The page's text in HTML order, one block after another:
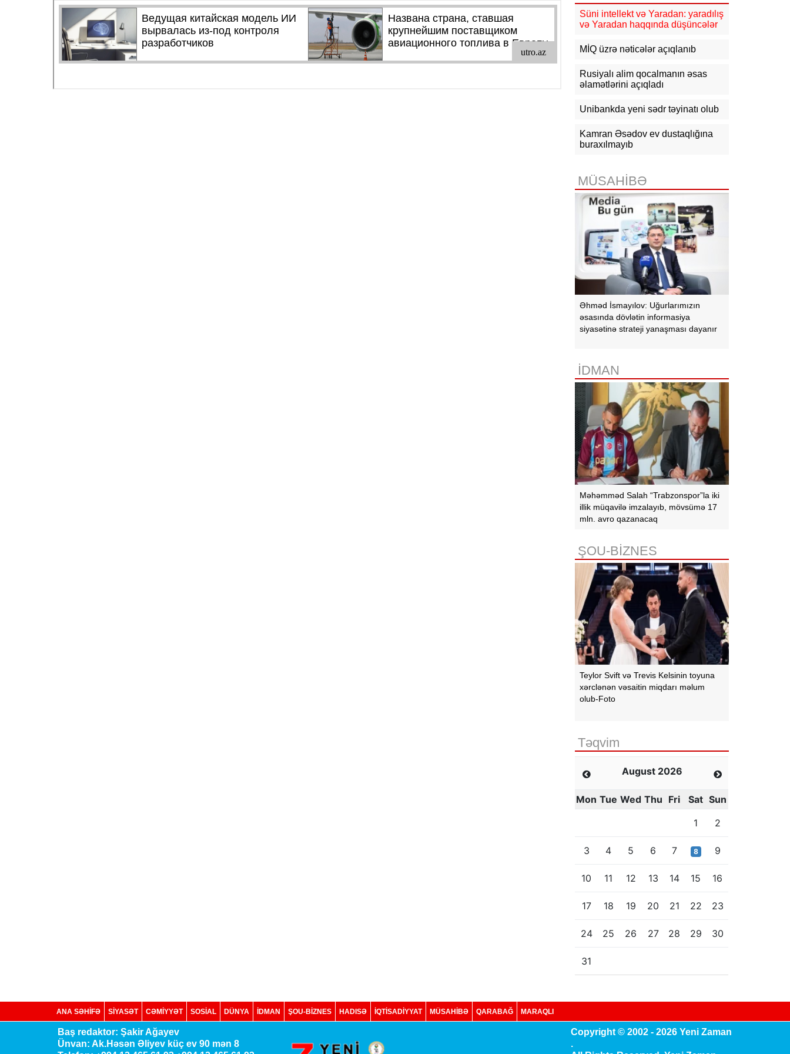
güclənəcək -XƏBƏRDARLIQ
16:10 Jurnalistika ixtisası üzrə
açıqlanıb
15:50 Ədliyyə naziri Lerik rayonunda
vətəndaşları qəbul edib
15:24
Bakının mərkəzində 3
obyektdə və evdə yanğın
zəhərlənib
14:50 Türkiyə, Səudiyyə Ərəbistanı
və Pakistan Məkkə Sazişini
imzalayıb: Üzvlərdən birinə hücum
hamısına hücum sayılacaq
Süni intellekt və Yaradan: yaradılış
və Yaradan haqqında düşüncələr
MİQ üzrə nəticələr açıqlanıb
Rusiyalı alim qocalmanın əsas
əlamətlərini açıqladı
Unibankda yeni sədr təyinatı olub
Kamran Əsədov ev dustaqlığına
buraxılmayıb
MÜSAHİBƏ
Əhməd İsmayılov: Uğurlarımızın
əsasında dövlətin informasiya
siyasətinə strateji yanaşması dayanır
İDMAN
Məhəmməd Salah “Trabzonspor”la iki
illik müqavilə imzalayıb, mövsümə 17
mln. avro qazanacaq
ŞOU-BİZNES
Teylor Svift və Trevis Kelsinin toyuna
xərclənən vəsaitin miqdarı məlum
olub-Foto
Təqvim
August 2026
Mon Tue Wed Thu Fri Sat Sun
1
2
3 4 5 6 7 8 9
10 11 12 13 14 15 16
17 18 19 20 21 22 23
24 25 26 27 28 29 30
31
ANA SƏHİFƏ SİYASƏT CƏMİYYƏT SOSIAL DÜNYA İDMAN ŞOU-BİZNES HADISƏ İQTISADIYYAT MÜSAHİBƏ QARABAĞ MARAQLI
Baş redaktor: Şakir Ağayev
Ünvan: Ak.Həsən Əliyev küç ev 90 mən 8
Copyright © 2002 - 2026 Yeni Zaman
.